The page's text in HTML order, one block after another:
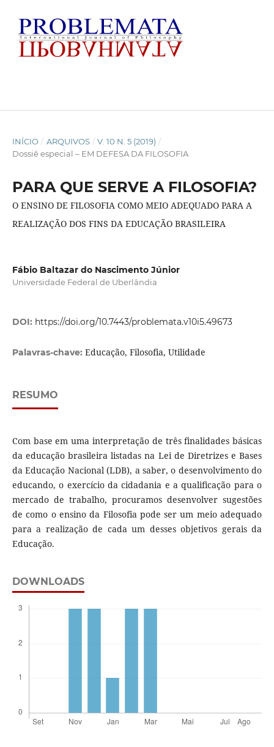
INÍCIO / ARQUIVOS / V. 10 N. 5 (2019) /
Dossiê especial – EM DEFESA DA FILOSOFIA
PARA QUE SERVE A FILOSOFIA?
O ENSINO DE FILOSOFIA COMO MEIO ADEQUADO PARA A
REALIZAÇÃO DOS FINS DA EDUCAÇÃO BRASILEIRA
Fábio Baltazar do Nascimento Júnior
Universidade Federal de Uberlândia
DOI: https://doi.org/10.7443/problemata.v10i5.49673
Palavras-chave: Educação, Filosofia, Utilidade
RESUMO
Com base em uma interpretação de três finalidades básicas
da educação brasileira listadas na Lei de Diretrizes e Bases
da Educação Nacional (LDB), a saber, o desenvolvimento do
educando, o exercício da cidadania e a qualificação para o
mercado de trabalho, procuramos desenvolver sugestões
de como o ensino da Filosofia pode ser um meio adequado
para a realização de cada um desses objetivos gerais da
Educação.
DOWNLOADS